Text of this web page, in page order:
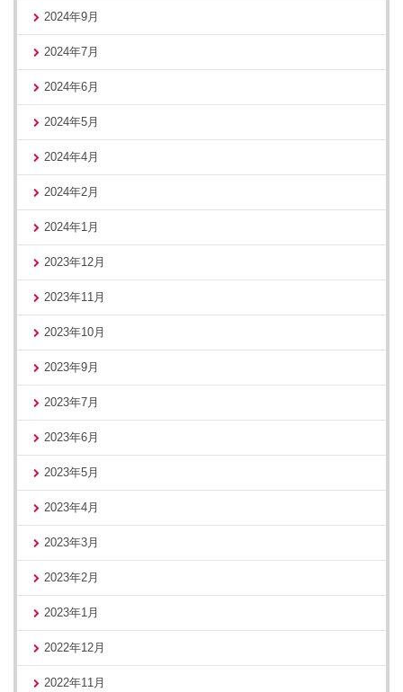
2024年9月
2024年7月
2024年6月
2024年5月
2024年4月
2024年2月
2024年1月
2023年12月
2023年11月
2023年10月
2023年9月
2023年7月
2023年6月
2023年5月
2023年4月
2023年3月
2023年2月
2023年1月
2022年12月
2022年11月